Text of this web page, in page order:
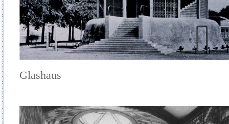
Glashaus